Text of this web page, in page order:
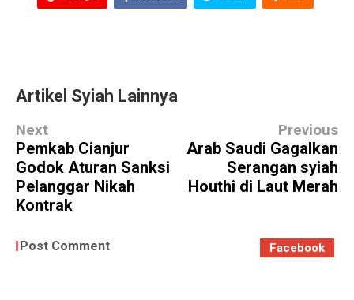
Artikel Syiah Lainnya
Next
Pemkab Cianjur
Godok Aturan Sanksi
Pelanggar Nikah
Kontrak
Previous
Arab Saudi Gagalkan
Serangan syiah
Houthi di Laut Merah
Post Comment Facebook